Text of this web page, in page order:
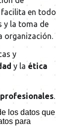
en todo
y la toma de
organización.
y
y la ética
.
los datos que
para